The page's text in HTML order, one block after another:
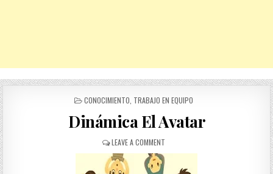
POSTED
CONOCIMIENTO TRABAJO EN EQUIPO
Dinámica El Avatar
LEAVE A COMMENTON
DINÁMICA
EL